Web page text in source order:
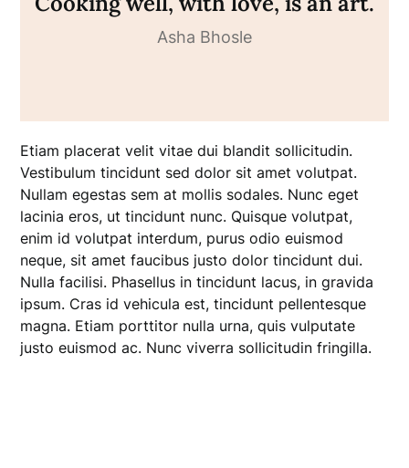
Asha Bhosle
Etiam placerat velit vitae dui blandit sollicitudin.
Vestibulum tincidunt sed dolor sit amet volutpat.
Nullam egestas sem at mollis sodales. Nunc eget
lacinia eros, ut tincidunt nunc. Quisque volutpat,
enim id volutpat interdum, purus odio euismod
neque, sit amet faucibus justo dolor tincidunt dui.
Nulla facilisi. Phasellus in tincidunt lacus, in gravida
ipsum. Cras id vehicula est, tincidunt pellentesque
magna. Etiam porttitor nulla urna, quis vulputate
justo euismod ac. Nunc viverra sollicitudin fringilla.